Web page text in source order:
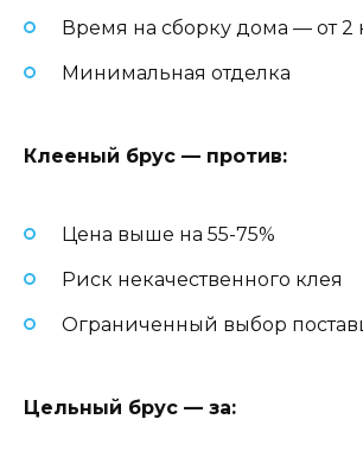
Время на сборку дома — от 2
Минимальная отделка
Клееный брус — против:
Цена выше на 55-75%
Риск некачественного клея
Ограниченный выбор
Цельный брус — за: